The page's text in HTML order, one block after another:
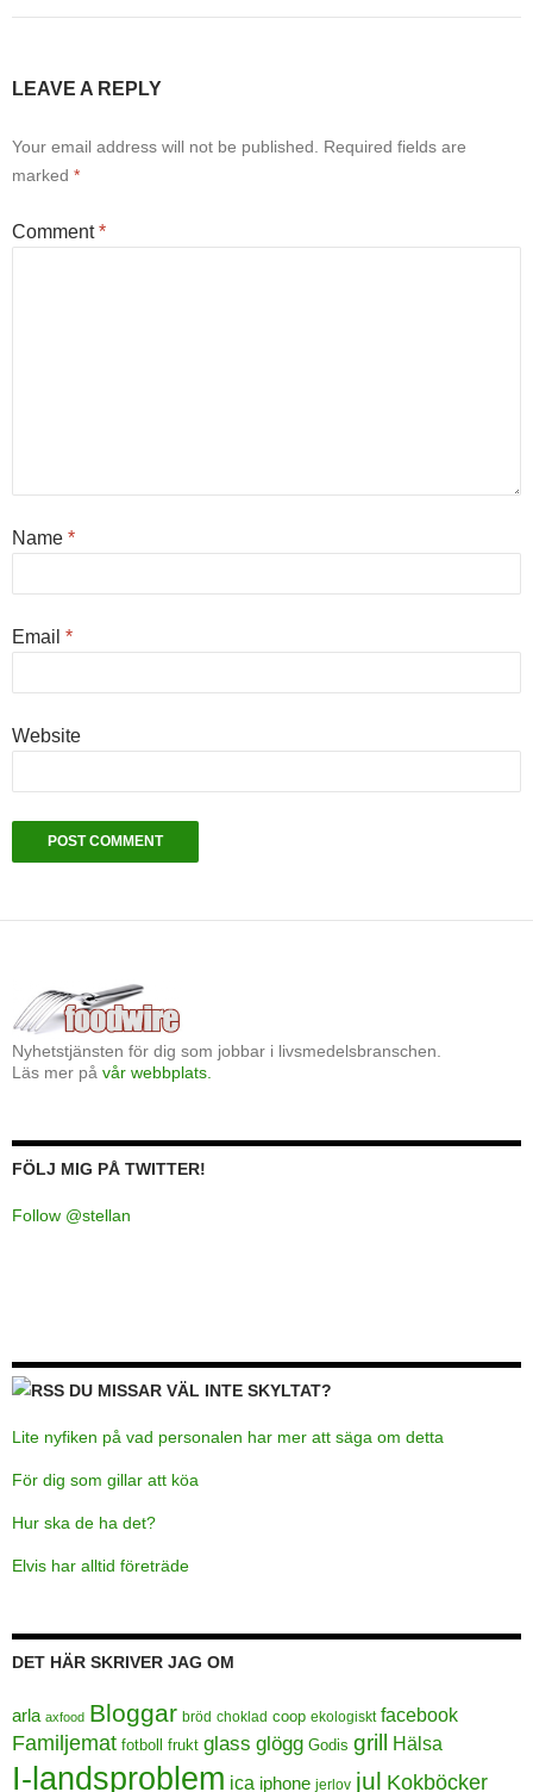
LEAVE A REPLY
Your email address will not be published. Required fields are
marked *
Comment*
Name *
Email *
Website
Nyhetstjänsten för dig som jobbar i livsmedelsbranschen.
Läs mer på vår webbplats.
FÖLJ MIG PÅ TWITTER!
Follow @stellan
DU MISSAR VÄL INTE SKYLTAT?
Lite nyfiken på vad personalen har mer att säga om detta
För dig som gillar att köa
Hur ska de ha det?
Elvis har alltid företräde
DET HÄR SKRIVER JAG OM
arla axfood Bloggar bröd choklad coop ekologiskt facebook
Familjemat fotboll frukt glass glögg Godis grill Hälsa
I-landsproblem ica iphone jerlov jul Kokböcker